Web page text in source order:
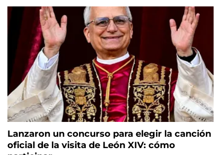
Lanzaron un concurso para elegir la canción
oficial de la visita de León XIV: cómo